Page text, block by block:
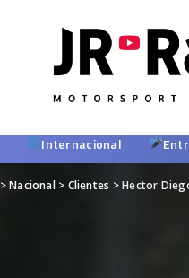
Internacional
>Nacional> Clientes >Hector